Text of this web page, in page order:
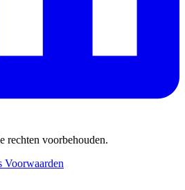
rechten voorbehouden.
Voorwaarden